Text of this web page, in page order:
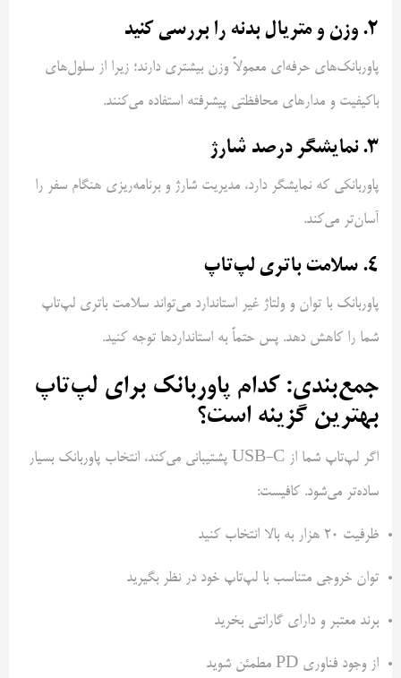
۲. وزن و متریال بدنه را بررسی کنید
پاوربانک‌های حرفه‌ای معمولاً وزن بیشتری دارند؛ زیرا از سلول‌های
باکیفیت و مدارهای محافظتی پیشرفته استفاده می‌کنند.
۳. نمایشگر درصد شارژ
پاوربانکی که نمایشگر دارد، مدیریت شارژ و برنامه‌ریزی هنگام سفر را
آسان‌تر می‌کند.
۴. سلامت باتری لپ‌تاپ
پاوربانک با توان و ولتاژ غیر استاندارد می‌تواند سلامت باتری لپ‌تاپ
شما را کاهش دهد. پس حتماً به استانداردها توجه کنید.
جمع‌بندی: کدام پاوربانک برای لپ‌تاپ
بهترین گزینه است؟
اگر لپ‌تاپ شما از USB-C پشتیبانی می‌کند، انتخاب پاوربانک بسیار
ساده‌تر می‌شود. کافیست:
ظرفیت ۲۰ هزار به بالا انتخاب کنید
توان خروجی متناسب با لپ‌تاپ خود در نظر بگیرید
برند معتبر و دارای گارانتی بخرید
از وجود فناوری PD مطمئن شوید